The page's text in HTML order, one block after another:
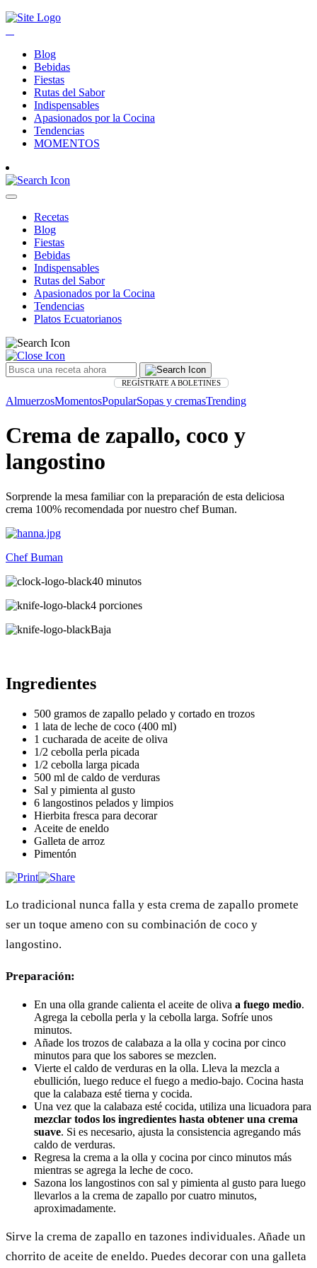
Blog
Bebidas
Fiestas
Rutas del Sabor
Indispensables
Apasionados por la Cocina
Tendencias
MOMENTOS
Recetas
Blog
Fiestas
Bebidas
Indispensables
Rutas del Sabor
Apasionados por la Cocina
Tendencias
Platos Ecuatorianos
REGÍSTRATE A BOLETINES
AlmuerzosMomentosPopularSopas y cremasTrending
Crema de zapallo, coco y
langostino
Sorprende la mesa familiar con la preparación de esta deliciosa
crema 100% recomendada por nuestro chef Buman.
Chef Buman
40 minutos
4 porciones
Baja
Ingredientes
500 gramos de zapallo pelado y cortado en trozos
1 lata de leche de coco (400 ml)
1 cucharada de aceite de oliva
1/2 cebolla perla picada
1/2 cebolla larga picada
500 ml de caldo de verduras
Sal y pimienta al gusto
6 langostinos pelados y limpios
Hierbita fresca para decorar
Aceite de eneldo
Galleta de arroz
Pimentón
Lo tradicional nunca falla y esta crema de zapallo promete
ser un toque ameno con su combinación de coco y
langostino.
Preparación:
En una olla grande calienta el aceite de oliva a fuego medio.
Agrega la cebolla perla y la cebolla larga. Sofríe unos
minutos.
Añade los trozos de calabaza a la olla y cocina por cinco
minutos para que los sabores se mezclen.
Vierte el caldo de verduras en la olla. Lleva la mezcla a
ebullición, luego reduce el fuego a medio-bajo. Cocina hasta
que la calabaza esté tierna y cocida.
Una vez que la calabaza esté cocida, utiliza una licuadora para
mezclar todos los ingredientes hasta obtener una crema
suave. Si es necesario, ajusta la consistencia agregando más
caldo de verduras.
Regresa la crema a la olla y cocina por cinco minutos más
mientras se agrega la leche de coco.
Sazona los langostinos con sal y pimienta al gusto para luego
llevarlos a la crema de zapallo por cuatro minutos,
aproximadamente.
Sirve la crema de zapallo en tazones individuales. Añade un
chorrito de aceite de eneldo. Puedes decorar con una galleta